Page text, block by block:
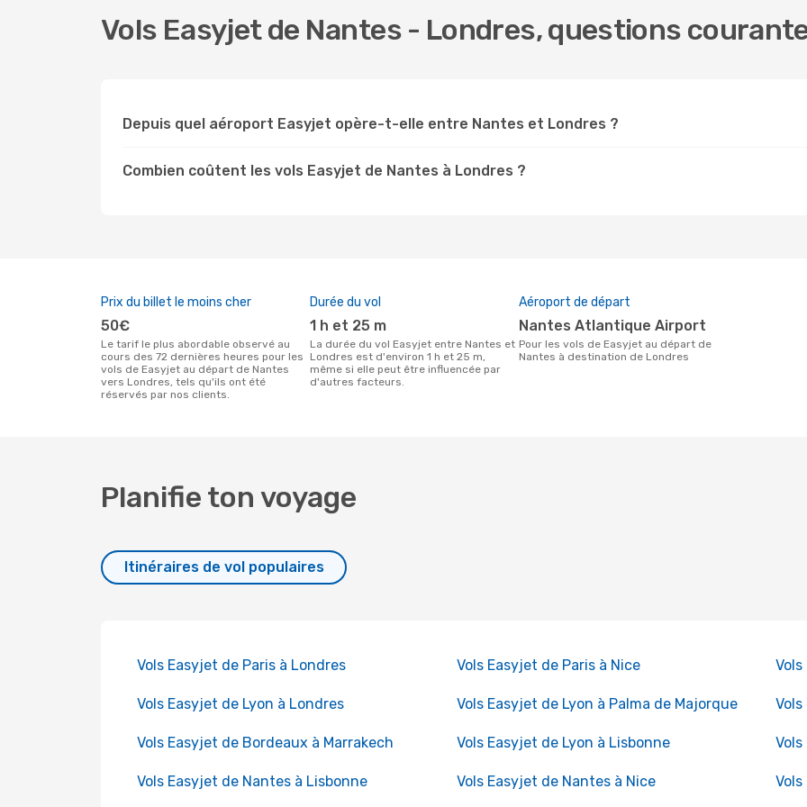
Vols Easyjet de Nantes - Londres, questions
Depuis quel aéroport Easyjet opère-t-elle entre Nantes et Londres ?
Combien coûtent les vols Easyjet de Nantes à Londres ?
Prix du billet le moins cher
50€
Le tarif le plus abordable observé au
cours des 72 dernières heures pour les
vols de Easyjet au départ de Nantes
vers Londres, tels qu'ils ont été
réservés par nos clients.
Durée du vol
1 h et 25 m
La durée du vol Easyjet entre Nantes et
Londres est d'environ 1 h et 25 m,
même si elle peut être influencée par
d'autres facteurs.
Aéroport de départ
Nantes Atlantique Airport
Pour les vols de Easyjet au départ de
Nantes à destination de Londres
Planifie ton voyage
Itinéraires de vol populaires
Vols Easyjet de Paris à Londres Vols Easyjet de Paris à Nice
Vols Easyjet de Lyon à Londres Vols Easyjet de Lyon à Palma de Majorque
Vols Easyjet de Bordeaux à Marrakech Vols Easyjet de Lyon à Lisbonne
Vols Easyjet de Nantes à Lisbonne Vols Easyjet de Nantes à Nice